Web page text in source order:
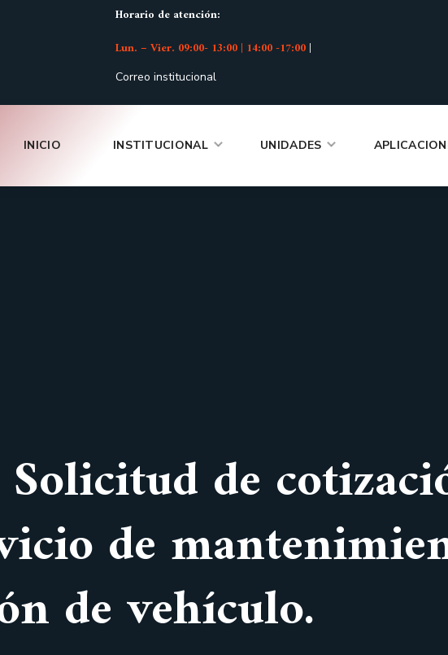
Horario de atención:
Lun. – Vier. 09:00- 13:00 | 14:00 -17:00|
Correo institucional
INICIO INSTITUCIONAL UNIDADES
Solicitud de
de
de vehículo.